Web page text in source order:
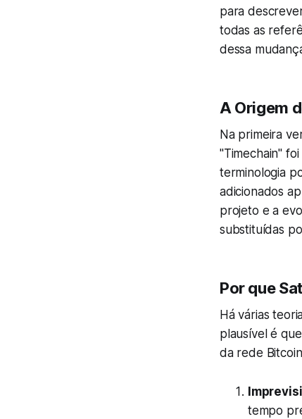
para
todas as
dessa
A Origem
Na primeira
"Timechain"
terminologia
adicionados
projeto e a
substituídas
Por que
Há várias
plausível é
da rede
tempo